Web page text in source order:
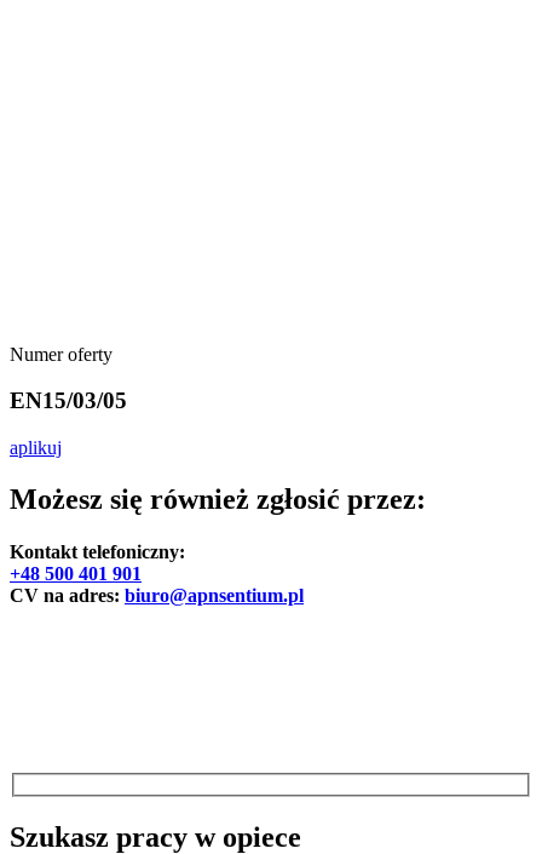
Numer oferty
EN15/03/05
aplikuj
Możesz się również zgłosić przez:
Kontakt telefoniczny:
+48 500 401 901
CV na adres: biuro@apnsentium.pl
Szukasz pracy w opiece